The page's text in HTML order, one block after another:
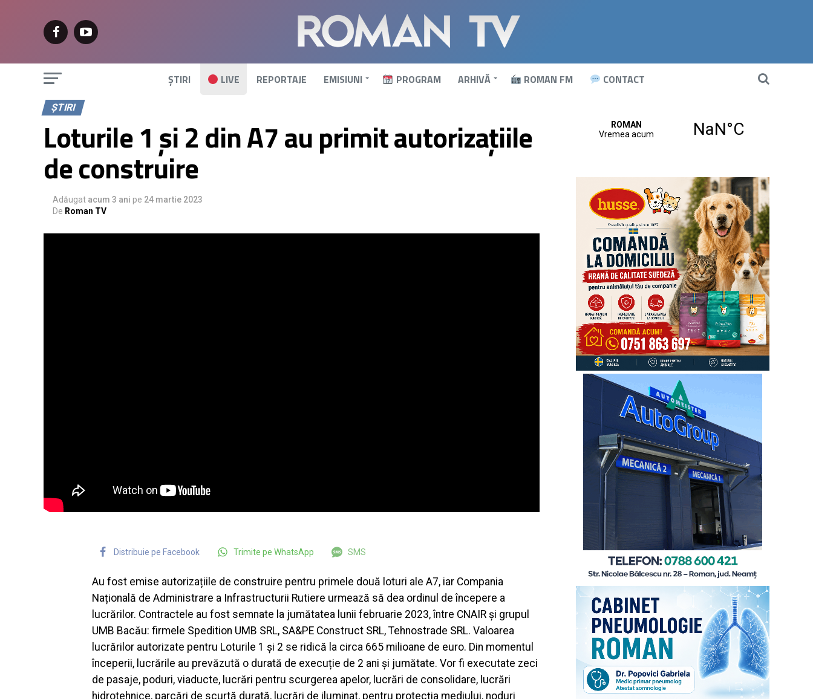
ȘTIRI LIVE REPORTAJE EMISIUNI PROGRAM ARHIVĂ ROMAN FM CONTACT
ȘTIRI
Loturile 1 și 2 din A7 au primit autorizațiile
de construire
Adăugat acum 3 ani pe 24 martie 2023
De Roman TV
Distribuie pe Facebook Trimite pe WhatsApp SMS
Au fost emise autorizațiile de construire pentru primele două loturi ale A7, iar Compania
Națională de Administrare a Infrastructurii Rutiere urmează să dea ordinul de începere a
lucrărilor. Contractele au fost semnate la jumătatea lunii februarie 2023, între CNAIR și grupul
UMB Bacău: firmele Spedition UMB SRL, SA&PE Construct SRL, Tehnostrade SRL. Valoarea
lucrărilor autorizate pentru Loturile 1 și 2 se ridică la circa 665 milioane de euro. Din momentul
începerii, lucrările au prevăzută o durată de execuție de 2 ani și jumătate. Vor fi executate zeci
de pasaje, poduri, viaducte, lucrări pentru scurgerea apelor, lucrări de consolidare, lucrări
hidrotehnice, parcări de scurtă durată, lucrări de iluminat, pentru protecția mediului, noduri